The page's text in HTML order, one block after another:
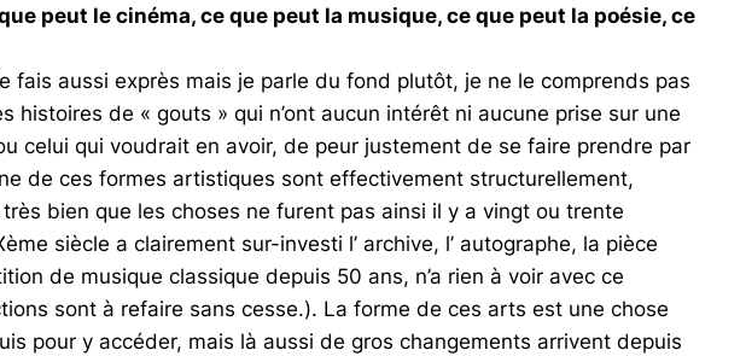
peut le cinéma, ce que peut la musique, ce que peut la poésie, ce
aussi exprès mais je parle du fond plutôt, je ne le comprends pas
histoires de « gouts » qui n’ont aucun intérêt ni aucune prise sur une
celui qui voudrait en avoir, de peur justement de se faire prendre par
de ces formes artistiques sont effectivement structurellement,
bien que les choses ne furent pas ainsi il y a vingt ou trente
siècle a clairement sur-investi l’ archive, l’ autographe, la pièce
de musique classique depuis 50 ans, n’a rien à voir avec ce
sont à refaire sans cesse.). La forme de ces arts est une chose
pour y accéder, mais là aussi de gros changements arrivent depuis